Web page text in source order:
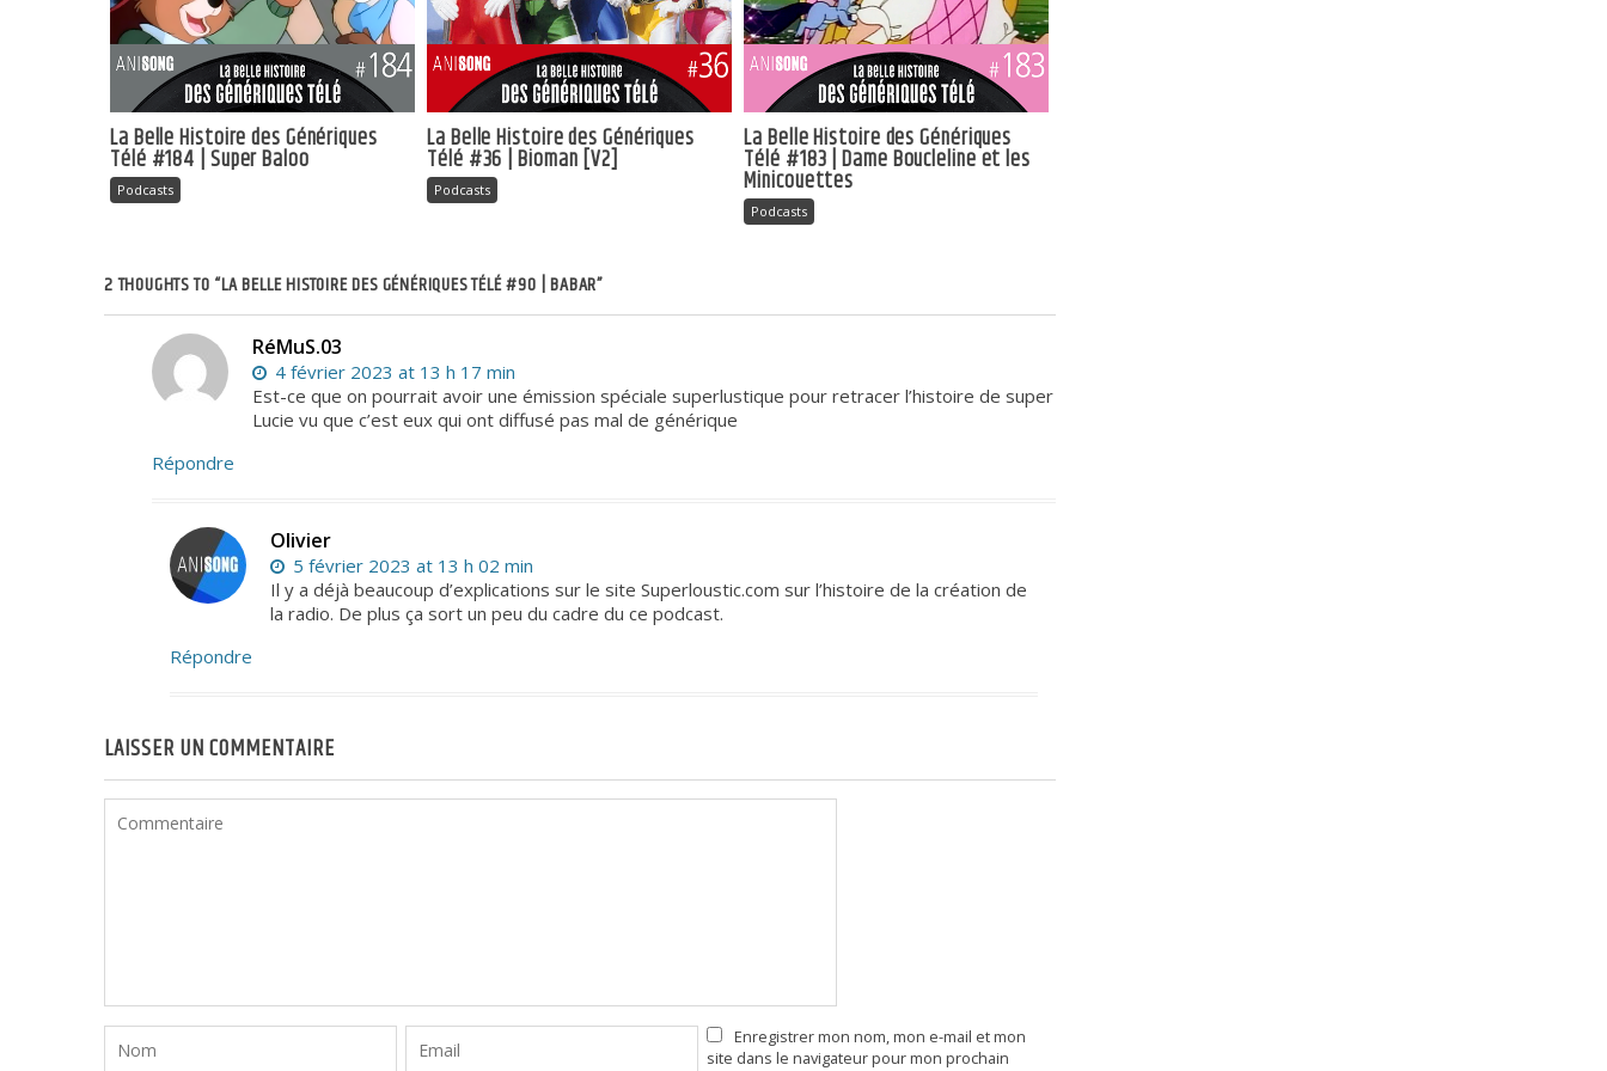
La Belle Histoire des Génériques
Télé #184 | Super Baloo
Podcasts
La Belle Histoire des Génériques
Télé #36 | Bioman [V2]
Podcasts
La Belle Histoire des Génériques
Télé #183 | Dame Boucleline et les
Minicouettes
Podcasts
2 THOUGHTS TO “LA BELLE HISTOIRE DES GÉNÉRIQUES TÉLÉ #90 | BABAR”
RéMuS.03
4 février 2023 at 13 h 17 min
Est-ce que on pourrait avoir une émission spéciale superlustique pour retracer l’histoire de super
Lucie vu que c’est eux qui ont diffusé pas mal de générique
Répondre
Olivier
5 février 2023 at 13 h 02 min
Il y a déjà beaucoup d’explications sur le site Superloustic.com sur l’histoire de la création de
la radio. De plus ça sort un peu du cadre du ce podcast.
Répondre
LAISSER UN COMMENTAIRE
Enregistrer mon nom, mon e-mail et mon
site dans le navigateur pour mon prochain